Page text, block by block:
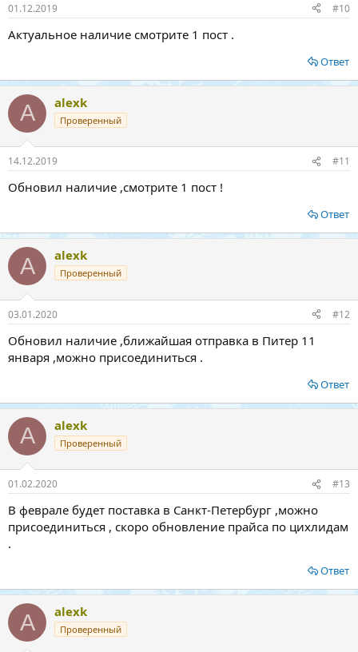
01.12.2019 #10
Актуальное наличие смотрите 1 пост .
Ответ
A alexk
Проверенный
14.12.2019 #11
Обновил наличие ,смотрите 1 пост !
Ответ
A alexk
Проверенный
03.01.2020 #12
Обновил наличие ,ближайшая отправка в Питер 11
января ,можно присоединиться .
Ответ
A alexk
Проверенный
01.02.2020 #13
В феврале будет поставка в Санкт-Петербург ,можно
присоединиться , скоро обновление прайса по цихлидам
.
Ответ
A alexk
Проверенный